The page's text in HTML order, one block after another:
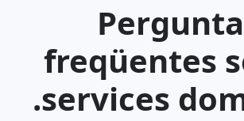
freqüentes
.services